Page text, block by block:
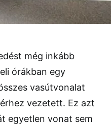
még inkább
órákban egy
vasútvonalat
vezetett. Ez azt
egyetlen vonat sem